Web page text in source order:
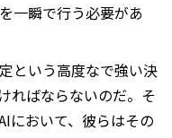
一瞬で行う必要があ
という高度なで強い決
ればならないのだ。そ
において、彼らはその